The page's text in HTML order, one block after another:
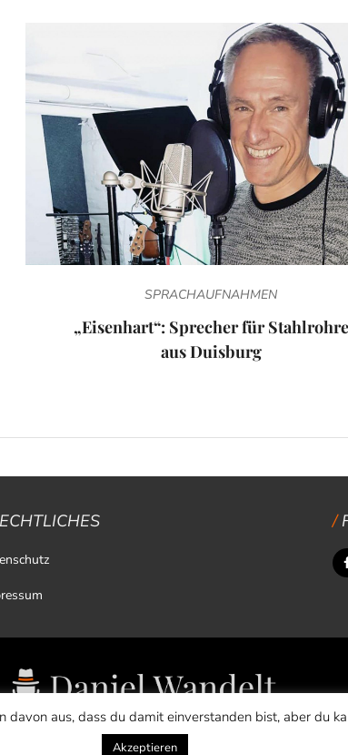
SPRACHAUFNAHMEN
„Eisenhart“: Sprecher für Stahlrohre
aus Duisburg
Copyright © 2026 Daniel Wandelt
davon aus, dass du damit einverstanden bist, aber du
Akzeptieren